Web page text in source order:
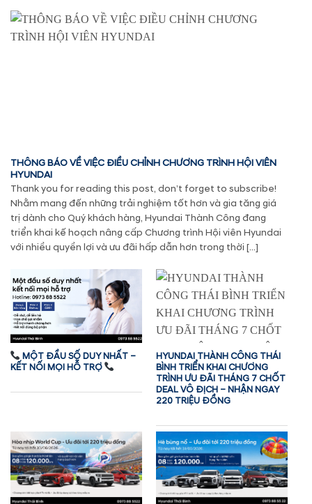
THÔNG BÁO VỀ VIỆC ĐIỀU CHỈNH CHƯƠNG TRÌNH HỘI VIÊN
HYUNDAI
Thank you for reading this post, don’t forget to subscribe!
Nhằm mang đến những trải nghiệm tốt hơn và gia tăng giá
trị dành cho Quý khách hàng, Hyundai Thành Công đang
triển khai kế hoạch nâng cấp Chương trình Hội viên Hyundai
với nhiều quyền lợi và ưu đãi hấp dẫn hơn trong thời […]
MỘT ĐẦU SỐ DUY NHẤT –
KẾT NỐI MỌI HỖ TRỢ
HYUNDAI THÀNH CÔNG THÁI
BÌNH TRIỂN KHAI CHƯƠNG
TRÌNH ƯU ĐÃI THÁNG 7 CHỐT
DEAL VÔ ĐỊCH – NHẬN NGAY
220 TRIỆU ĐỒNG